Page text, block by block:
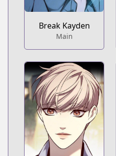
Break Kayden
Main